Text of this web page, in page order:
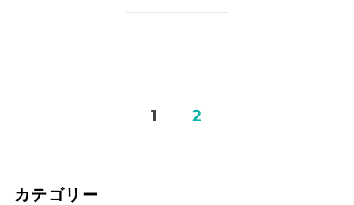
の
1 2
カテゴリー